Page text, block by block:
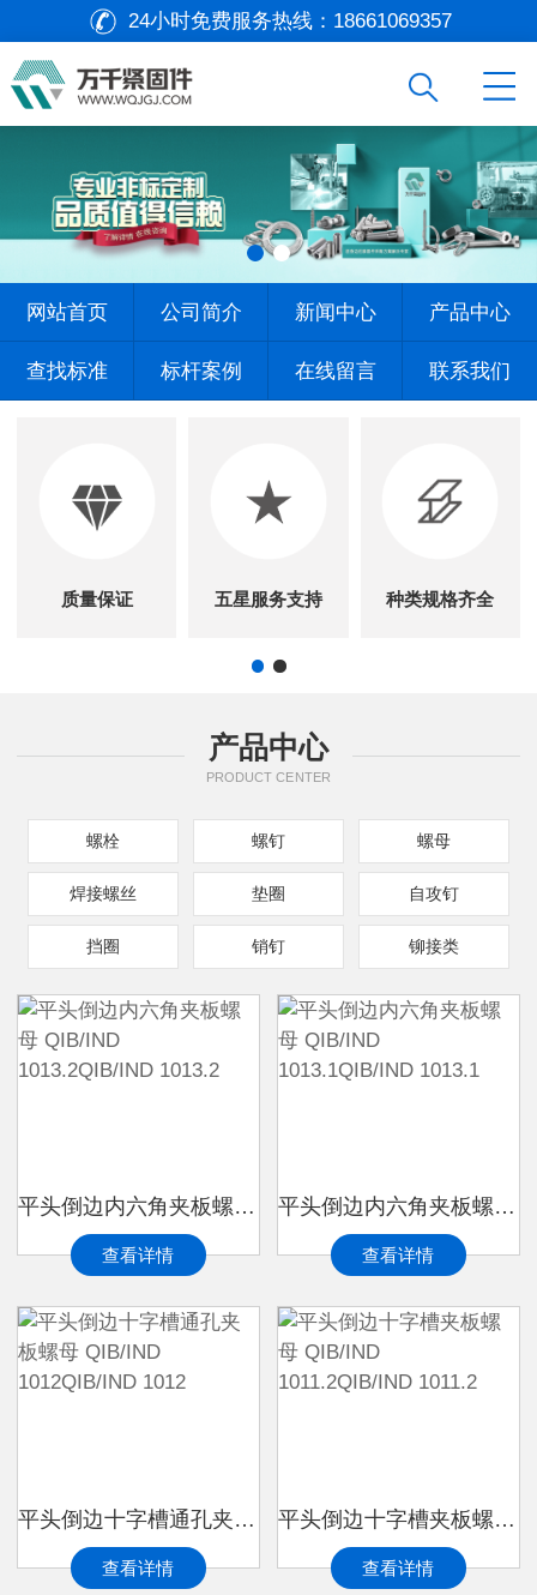
24小时免费服务热线： 18661069357
网站首页 公司简介 新闻中心 产品中心
查找标准 标杆案例 在线留言 联系我们
质量保证 五星服务支持 种类规格齐全
产品中心
PRODUCT CENTER
螺栓 螺钉 螺母
焊接螺丝 垫圈 自攻钉
挡圈 销钉 铆接类
平头倒边内六角夹板螺母 QIB/IND 1013.2QIB/IND 1013.2
查看详情
平头倒边内六角夹板螺母 QIB/IND 1013.1QIB/IND 1013.1
查看详情
平头倒边十字槽通孔夹板螺母 QIB/IND 1012QIB/IND 1012
查看详情
平头倒边十字槽夹板螺母 QIB/IND 1011.2QIB/IND 1011.2
查看详情